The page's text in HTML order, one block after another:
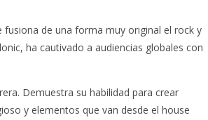
de una forma muy original el rock y
ha cautivado a audiencias globales con
Demuestra su habilidad para crear
y elementos que van desde el house